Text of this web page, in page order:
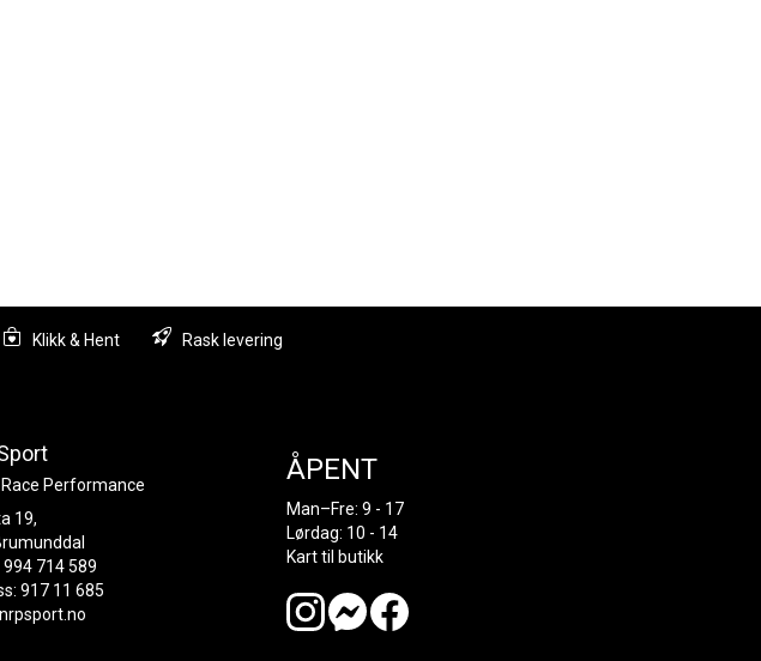
Klikk & Hent Rask levering
Race Performance
19,
994 714 589
917 11 685
ÅPENT
Man–Fre: 9 - 17
Lørdag: 10 - 14
Kart til butikk